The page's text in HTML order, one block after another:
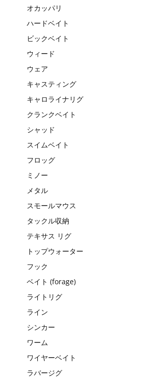
オカッパリ
ハードベイト
ビックベイト
ウィード
ウェア
キャスティング
キャロライナリグ
クランクベイト
シャッド
スイムベイト
フロッグ
ミノー
メタル
スモールマウス
タックル収納
テキサス リグ
トップウォーター
フック
ベイト (forage)
ライトリグ
ライン
シンカー
ワーム
ワイヤーベイト
ラバージグ